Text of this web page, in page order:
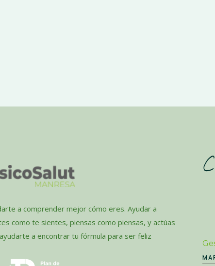
a comprender mejor cómo eres. Ayudar a
como te sientes, piensas como piensas, y actúas
a encontrar tu fórmula para ser feliz